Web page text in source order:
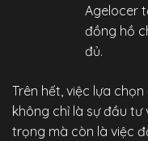
Agelocer
đồng hồ
đủ.
Trên hết, việc lựa chọn
không chỉ là sự đầu
trọng mà còn là việc